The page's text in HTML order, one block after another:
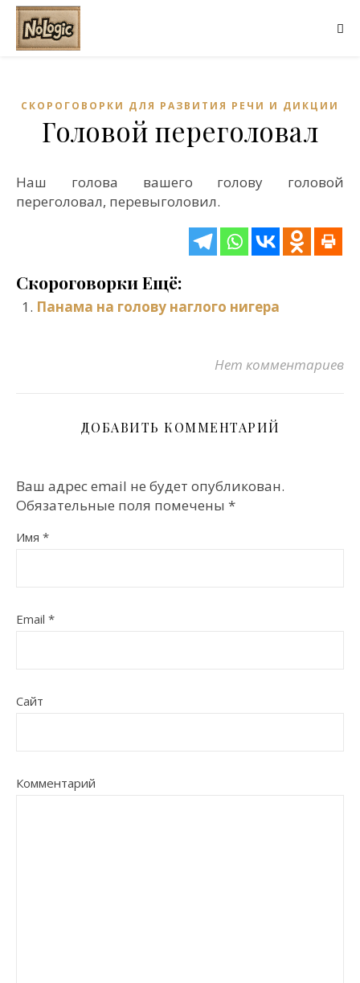
СКОРОГОВОРКИ ДЛЯ РАЗВИТИЯ РЕЧИ И ДИКЦИИ
Головой переголовал
Наш голова вашего голову головой
переголовал, перевыголовил.
Скороговорки Ещё:
Панама на голову наглого нигера
Нет комментариев
ДОБАВИТЬ КОММЕНТАРИЙ
Ваш адрес email не будет опубликован.
Обязательные поля помечены *
Имя *
Email *
Сайт
Комментарий